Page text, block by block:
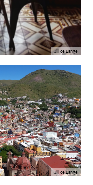
Jill de Lange
Jill de Lange